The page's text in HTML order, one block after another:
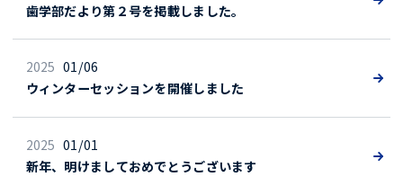
歯学部だより第２号を掲載しました。
2025 01/06
ウィンターセッションを開催しました
2025 01/01
新年、明けましておめでとうございます